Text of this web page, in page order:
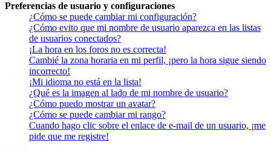
Preferencias de usuario y configuraciones
¿Cómo se puede cambiar mi configuración?
¿Cómo evito que mi nombre de usuario aparezca en las listas
de usuarios conectados?
¡La hora en los foros no es correcta!
Cambié la zona horaria en mi perfil, ¡pero la hora sigue siendo
incorrecto!
¡Mi idioma no está en la lista!
¿Qué es la imagen al lado de mi nombre de usuario?
¿Cómo puedo mostrar un avatar?
¿Cómo se puede cambiar mi rango?
Cuando hago clic sobre el enlace de e-mail de un usuario, ¡me
pide que me registre!